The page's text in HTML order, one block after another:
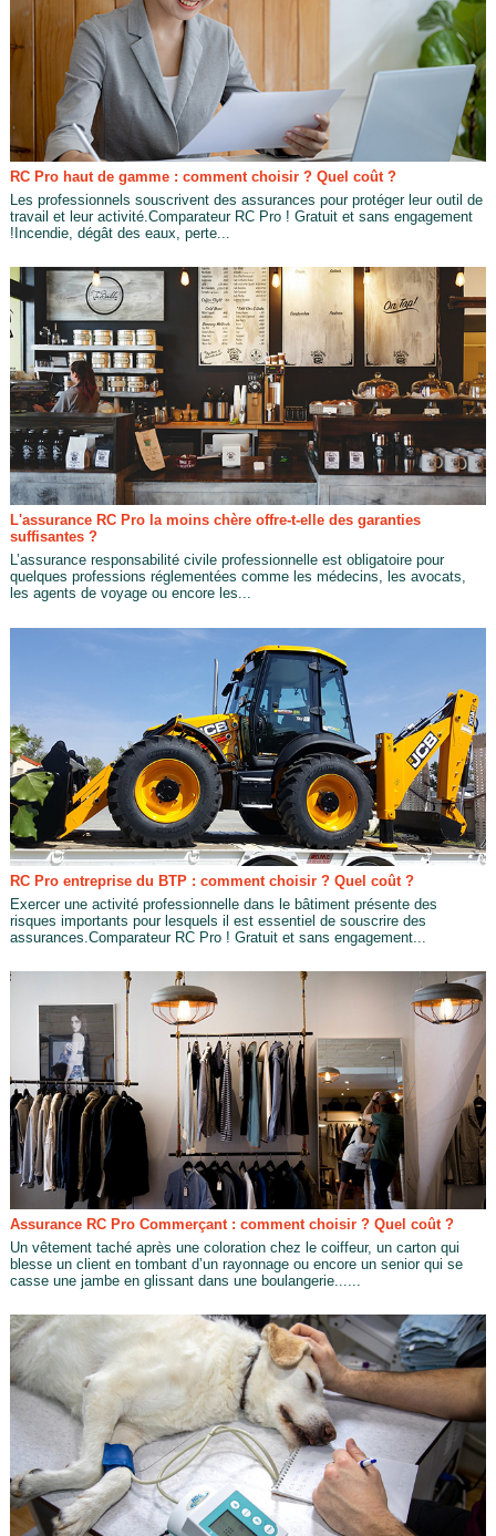
RC Pro haut de gamme : comment choisir ? Quel coût ?
Les professionnels souscrivent des assurances pour protéger leur outil de
travail et leur activité.Comparateur RC Pro ! Gratuit et sans engagement
!Incendie, dégât des eaux, perte...
L'assurance RC Pro la moins chère offre-t-elle des garanties
suffisantes ?
L’assurance responsabilité civile professionnelle est obligatoire pour
quelques professions réglementées comme les médecins, les avocats,
les agents de voyage ou encore les...
RC Pro entreprise du BTP : comment choisir ? Quel coût ?
Exercer une activité professionnelle dans le bâtiment présente des
risques importants pour lesquels il est essentiel de souscrire des
assurances.Comparateur RC Pro ! Gratuit et sans engagement...
Assurance RC Pro Commerçant : comment choisir ? Quel coût ?
Un vêtement taché après une coloration chez le coiffeur, un carton qui
blesse un client en tombant d’un rayonnage ou encore un senior qui se
casse une jambe en glissant dans une boulangerie......